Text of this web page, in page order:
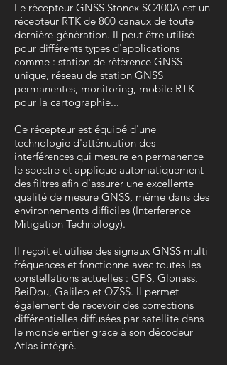
Le récepteur GNSS Stonex SC400A est un
récepteur RTK de 800 canaux de toute
dernière génération. Il peut être utilisé
pour différents types d'applications
comme : station de référence GNSS
unique, réseau de station GNSS
permanentes, monitoring, mobile RTK
pour la cartographie...
Ce récepteur est équipé d'une
technologie d'atténuation des
interférences qui mesure en permanence
le spectre et applique automatiquement
des filtres afin d'assurer une excellente
qualité de mesure GNSS, même dans des
environnements difficiles (Interference
Mitigation Technology).
Il reçoit et utilise des signaux GNSS multi
fréquences et fonctionne avec toutes les
constellations actuelles : GPS, Glonass,
BeiDou, Galileo et QZSS. Il permet
également de recevoir des corrections
différentielles diffusées par satellite dans
le monde entier grace à son décodeur
Atlas intégré.